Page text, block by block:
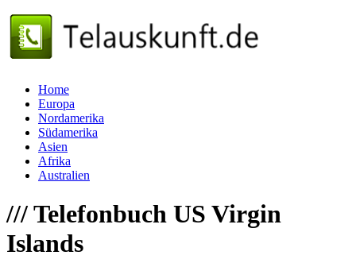
Home
Europa
Nordamerika
Südamerika
Asien
Afrika
Australien
///Telefonbuch US Virgin
Islands